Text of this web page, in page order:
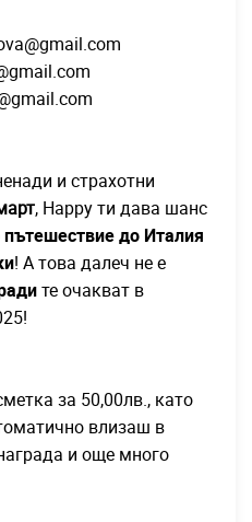
и страхотни
, Happy ти дава шанс
до Италия
! А това далеч не е
те очакват в
за 50,00лв., като
влизаш в
и още много